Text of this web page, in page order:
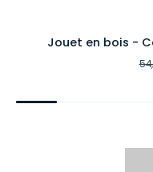
Jouet en bois -